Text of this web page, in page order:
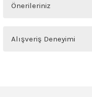
Önerileriniz
Bu ürünün fiyat bilgisi, resim,
yetersiz gördüğünüz
Alışveriş Deneyimi